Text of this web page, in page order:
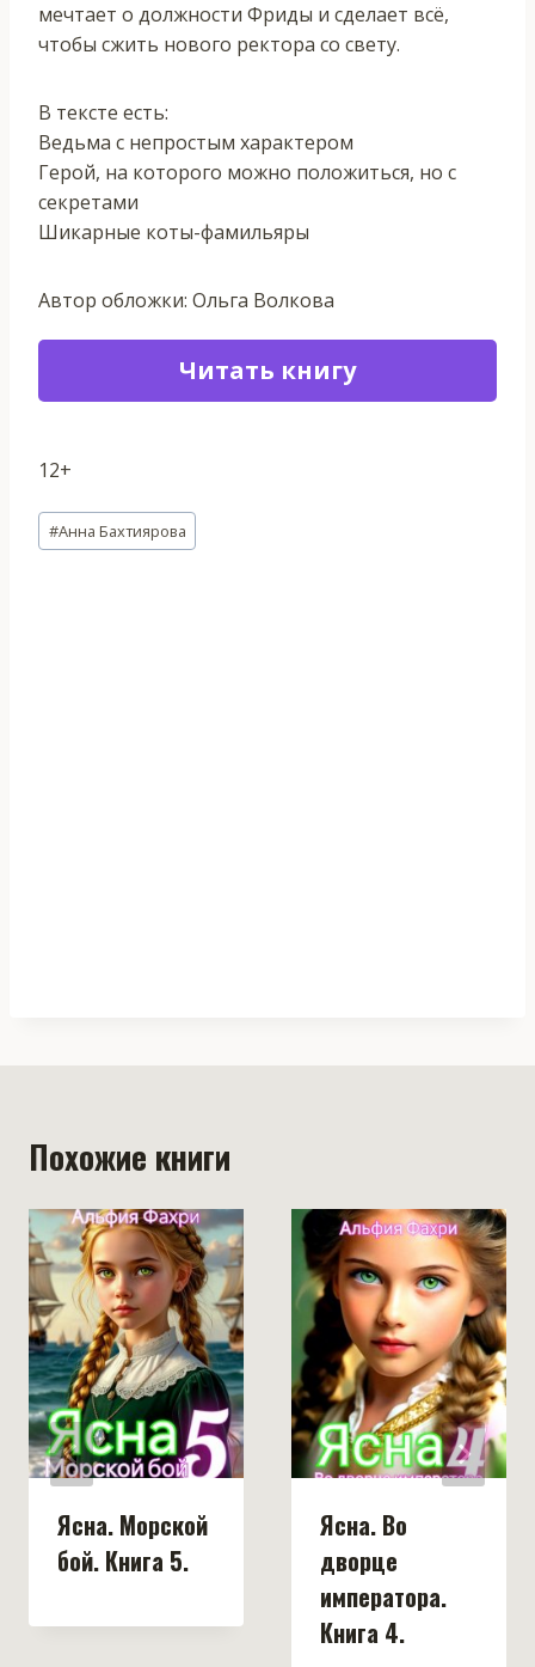
мечтает о должности Фриды и сделает всё,
чтобы сжить нового ректора со свету.
В тексте есть:
Ведьма с непростым характером
Герой, на которого можно положиться, но с
секретами
Шикарные коты-фамильяры
Автор обложки: Ольга Волкова
Читать книгу
12+
Метки
записи:
#Анна Бахтиярова
Похожие книги
Ясна. Морской
бой. Книга 5.
Ясна. Во
дворце
императора.
Книга 4.